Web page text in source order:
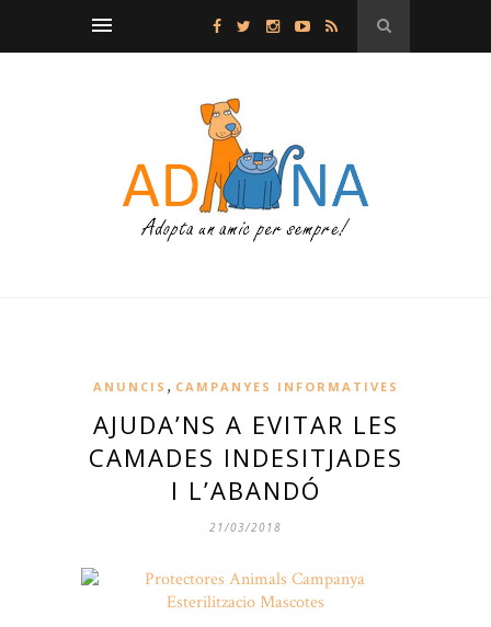
ANUNCIS , CAMPANYES INFORMATIVES
AJUDA’NS A EVITAR LES
CAMADES INDESITJADES
I L’ABANDÓ
21/03/2018